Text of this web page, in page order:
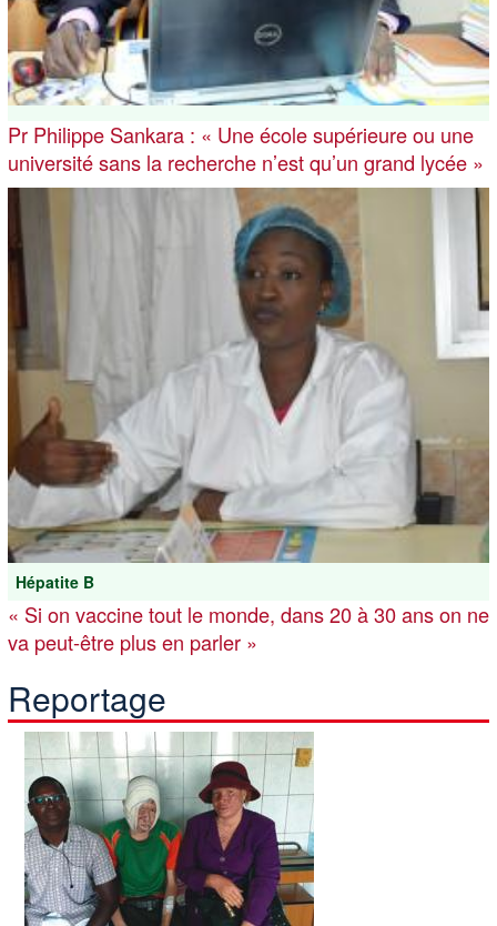
Pr Philippe Sankara : « Une école supérieure ou une
université sans la recherche n’est qu’un grand lycée »
Hépatite B
« Si on vaccine tout le monde, dans 20 à 30 ans on ne
va peut-être plus en parler »
Reportage
Image